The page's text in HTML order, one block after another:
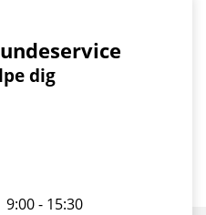
dig
9:00 - 15:30